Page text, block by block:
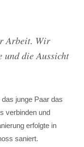
Arbeit. Wir
und die Aussicht
junge Paar das
verbinden und
erfolgte in
saniert.